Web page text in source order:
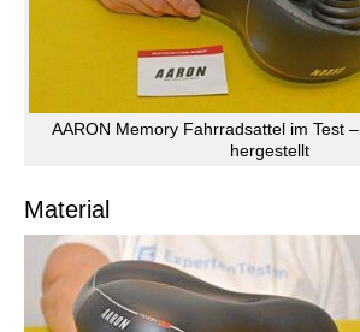
AARON Memory Fahrradsattel im Test
hergestellt
Material